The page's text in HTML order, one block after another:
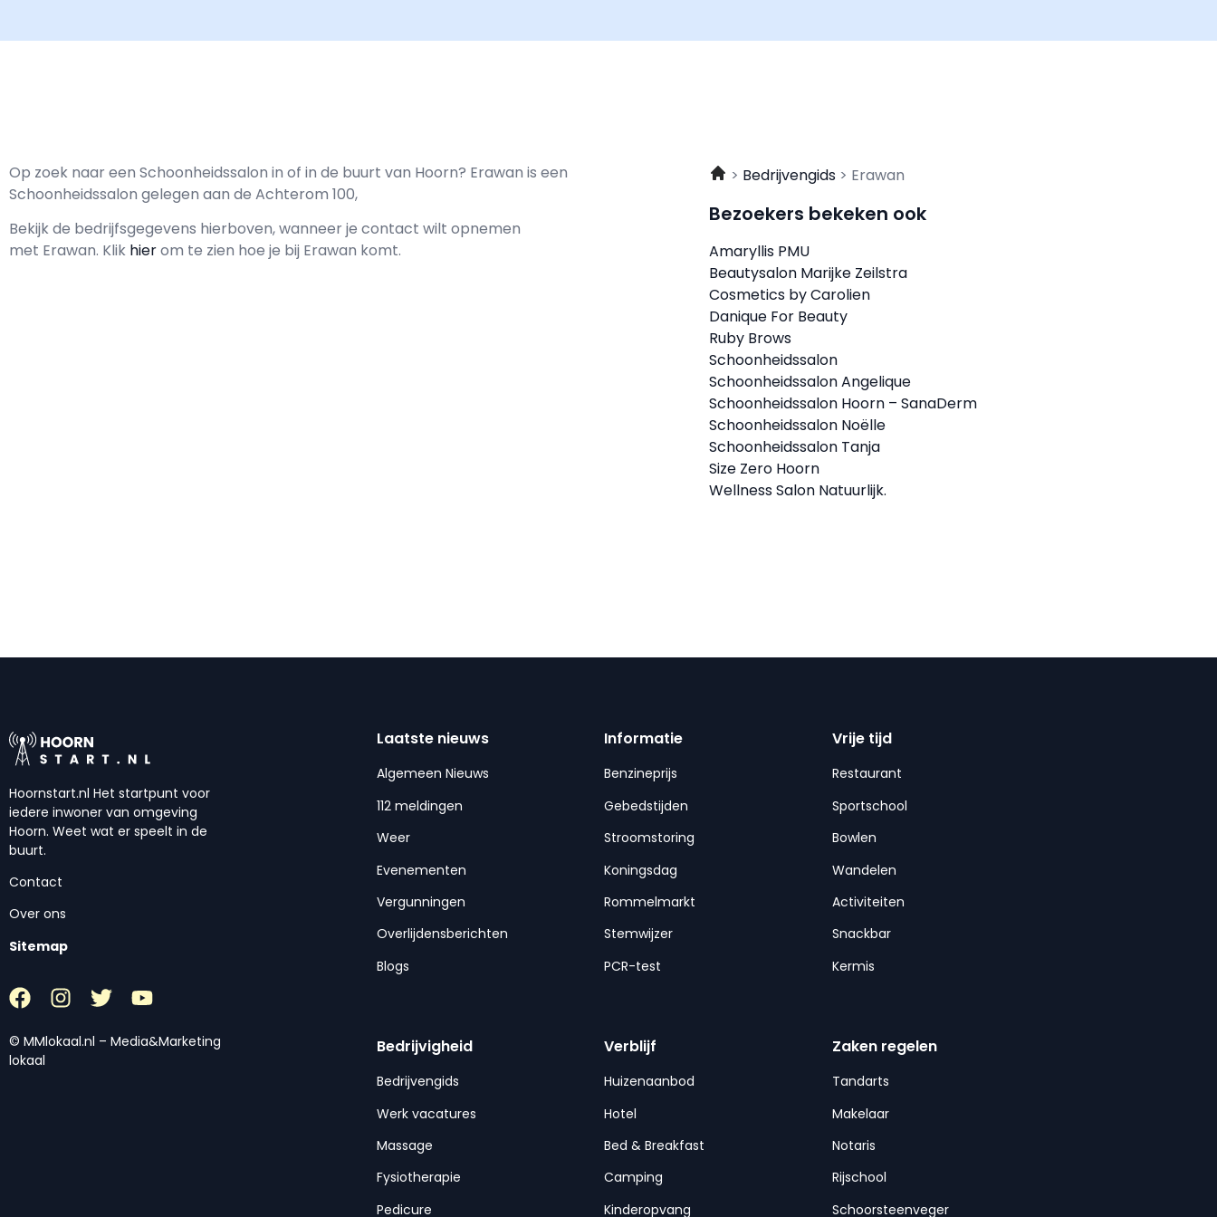
Op zoek naar een Schoonheidssalon in of in de buurt van Hoorn? Erawan is een
Schoonheidssalon gelegen aan de Achterom 100,
Bekijk de bedrijfsgegevens hierboven, wanneer je contact wilt opnemen
met Erawan. Klik hierom te zien hoe je bij Erawan komt.
Bedrijvengids Erawan
Bezoekers bekeken ook
Amaryllis PMU
Beautysalon Marijke Zeilstra
Cosmetics by Carolien
Danique For Beauty
Ruby Brows
Schoonheidssalon
Schoonheidssalon Angelique
Schoonheidssalon Hoorn – SanaDerm
Schoonheidssalon Noëlle
Schoonheidssalon Tanja
Size Zero Hoorn
Wellness Salon Natuurlijk.
Hoornstart.nl Het startpunt voor
iedere inwoner van omgeving
Hoorn. Weet wat er speelt in de
buurt.
Contact
Over ons
Sitemap
© MMlokaal.nl – Media&Marketing
lokaal
Laatste nieuws
Algemeen Nieuws
112 meldingen
Weer
Evenementen
Vergunningen
Overlijdensberichten
Blogs
Informatie
Benzineprijs
Gebedstijden
Stroomstoring
Koningsdag
Rommelmarkt
Stemwijzer
PCR-test
Vrije tijd
Restaurant
Sportschool
Bowlen
Wandelen
Activiteiten
Snackbar
Kermis
Bedrijvigheid
Bedrijvengids
Werk vacatures
Massage
Fysiotherapie
Pedicure
Verblijf
Huizenaanbod
Hotel
Bed & Breakfast
Camping
Kinderopvang
Zaken regelen
Tandarts
Makelaar
Notaris
Rijschool
Schoorsteenveger